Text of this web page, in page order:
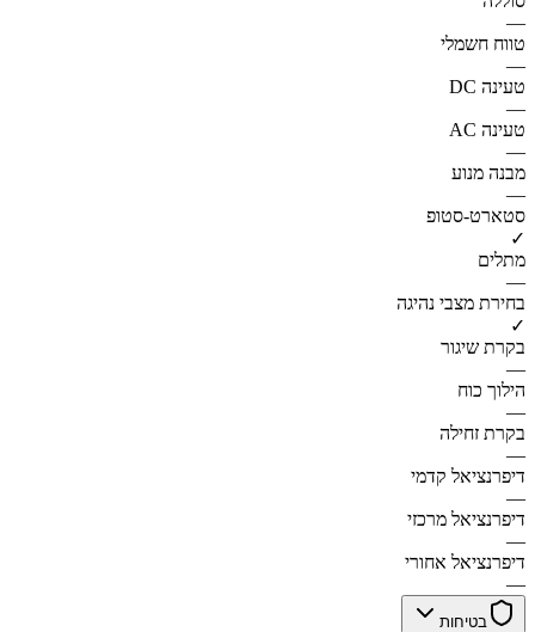
—
טווח חשמלי
—
טעינה DC
—
טעינה AC
—
מבנה מנוע
—
סטארט-סטופ
✓
מתלים
—
בחירת מצבי נהיגה
✓
בקרת שיגור
—
הילוך כוח
—
בקרת זחילה
—
דיפרנציאל קדמי
—
דיפרנציאל מרכזי
—
דיפרנציאל אחורי
—
בטיחות